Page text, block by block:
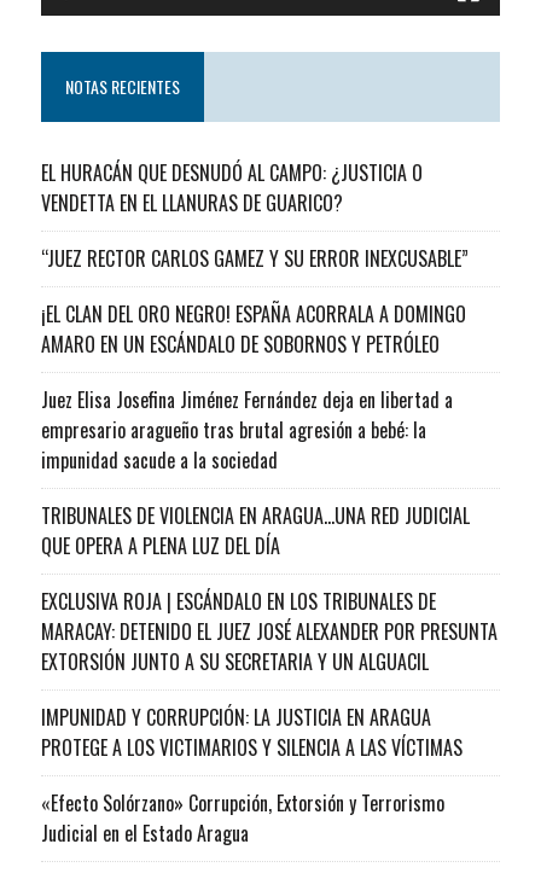
NOTAS RECIENTES
EL HURACÁN QUE DESNUDÓ AL CAMPO: ¿JUSTICIA O
VENDETTA EN EL LLANURAS DE GUARICO?
“JUEZ RECTOR CARLOS GAMEZ Y SU ERROR INEXCUSABLE”
¡EL CLAN DEL ORO NEGRO! ESPAÑA ACORRALA A DOMINGO
AMARO EN UN ESCÁNDALO DE SOBORNOS Y PETRÓLEO
Juez Elisa Josefina Jiménez Fernández deja en libertad a
empresario aragueño tras brutal agresión a bebé: la
impunidad sacude a la sociedad
TRIBUNALES DE VIOLENCIA EN ARAGUA…UNA RED JUDICIAL
QUE OPERA A PLENA LUZ DEL DÍA
EXCLUSIVA ROJA | ESCÁNDALO EN LOS TRIBUNALES DE
MARACAY: DETENIDO EL JUEZ JOSÉ ALEXANDER POR PRESUNTA
EXTORSIÓN JUNTO A SU SECRETARIA Y UN ALGUACIL
IMPUNIDAD Y CORRUPCIÓN: LA JUSTICIA EN ARAGUA
PROTEGE A LOS VICTIMARIOS Y SILENCIA A LAS VÍCTIMAS
«Efecto Solórzano» Corrupción, Extorsión y Terrorismo
Judicial en el Estado Aragua